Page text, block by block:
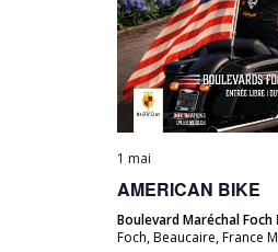
1 mai
AMERICAN BIKE
Boulevard Maréchal Foch
Foch, Beaucaire, France